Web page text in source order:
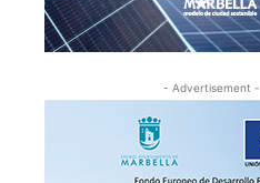
- Advertisement -